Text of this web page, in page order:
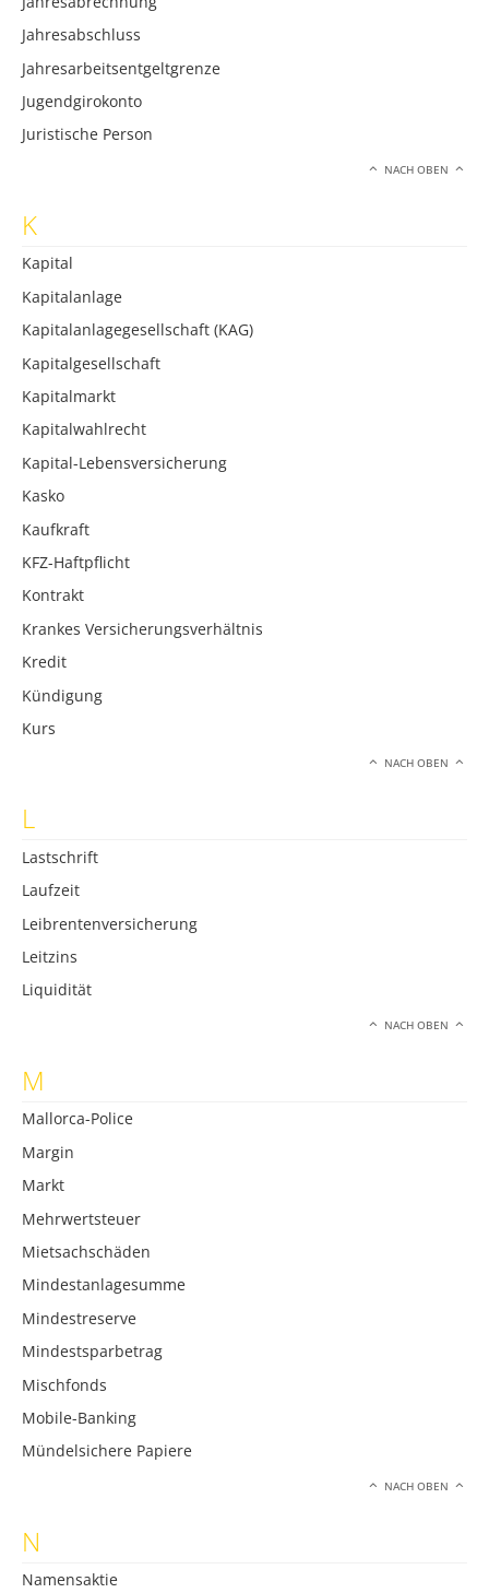
Jahresabschluss
Jahresarbeitsentgeltgrenze
Jugendgirokonto
Juristische Person
NACH OBEN
K
Kapital
Kapitalanlage
Kapitalanlagegesellschaft (KAG)
Kapitalgesellschaft
Kapitalmarkt
Kapitalwahlrecht
Kapital-Lebensversicherung
Kasko
Kaufkraft
KFZ-Haftpflicht
Kontrakt
Krankes Versicherungsverhältnis
Kredit
Kündigung
Kurs
NACH OBEN
L
Lastschrift
Laufzeit
Leibrentenversicherung
Leitzins
Liquidität
NACH OBEN
M
Mallorca-Police
Margin
Markt
Mehrwertsteuer
Mietsachschäden
Mindestanlagesumme
Mindestreserve
Mindestsparbetrag
Mischfonds
Mobile-Banking
Mündelsichere Papiere
NACH OBEN
N
Namensaktie